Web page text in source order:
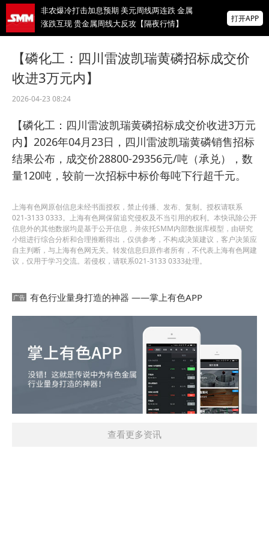
非农爆冷打击加息预期 美元周线两连跌 金属
涨跌互现 贵金属周线大反攻【隔夜行情】
寻锌行业破局发展新机遇
美国拟投30亿美元扶持关键矿产
掌上有色
为有色行业打造的神器
打开APP
【磷化工：四川雷波凯瑞黄磷招标成交价
收进3万元内】
2026-04-23 08:24
【磷化工：四川雷波凯瑞黄磷招标成交价收进3万元
内】2026年04月23日，四川雷波凯瑞黄磷销售招标
结果公布，成交价28800-29356元/吨（承兑），数
量120吨，较前一次招标中标价每吨下行超千元。
上海有色网原创信息未经书面授权，禁止传播、发布、复制。授权请联系
021-3133 0333。上海有色网保留追究侵权及不当引用的权利。本快讯除公开
信息外的其他数据均是基于公开信息，并依托SMM内部数据库模型，由研究
小组进行综合分析和合理推断得出，仅供参考，不构成决策建议，客户决策应
自主判断，与上海有色网无关。转发信息归原作者所有，不代表上海有色网建
议，仅用于学习交流。若侵权，请联系021-3133 0333处理。
有色行业量身打造的神器 ——掌上有色APP
查看更多资讯